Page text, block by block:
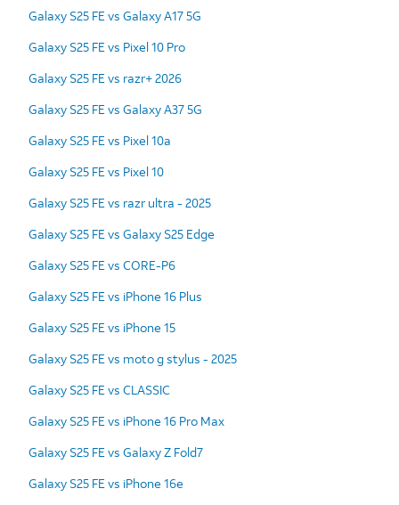
Galaxy S25 FE vs Galaxy A17 5G
Galaxy S25 FE vs Pixel 10 Pro
Galaxy S25 FE vs razr+ 2026
Galaxy S25 FE vs Galaxy A37 5G
Galaxy S25 FE vs Pixel 10a
Galaxy S25 FE vs Pixel 10
Galaxy S25 FE vs razr ultra - 2025
Galaxy S25 FE vs Galaxy S25 Edge
Galaxy S25 FE vs CORE-P6
Galaxy S25 FE vs iPhone 16 Plus
Galaxy S25 FE vs iPhone 15
Galaxy S25 FE vs moto g stylus - 2025
Galaxy S25 FE vs CLASSIC
Galaxy S25 FE vs iPhone 16 Pro Max
Galaxy S25 FE vs Galaxy Z Fold7
Galaxy S25 FE vs iPhone 16e